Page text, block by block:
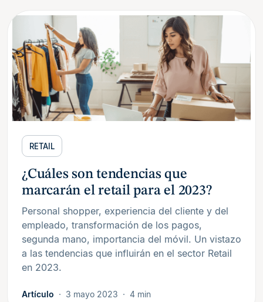
RETAIL
¿Cuáles son tendencias que
marcarán el retail para el 2023?
Personal shopper, experiencia del cliente y del
empleado, transformación de los pagos,
segunda mano, importancia del móvil. Un vistazo
a las tendencias que influirán en el sector Retail
en 2023.
Artículo 3 mayo 2023 4 min